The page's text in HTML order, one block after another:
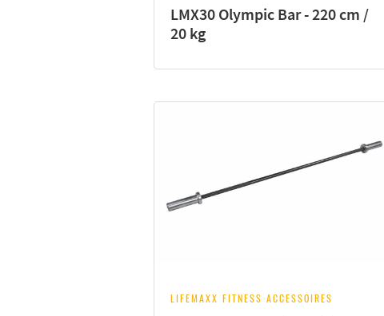
LMX30 Olympic Bar - 220 cm /
20 kg
LIFEMAXX FITNESS ACCESSOIRES